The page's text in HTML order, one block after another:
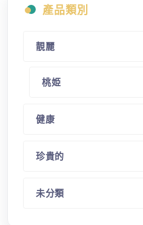
產品類別
靚麗
桃姫
健康
珍貴的
未分類